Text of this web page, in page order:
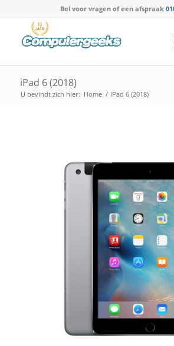
Bel voor vragen of een afspraak
iPad 6 (2018)
U bevindt zich hier: Home / iPad 6 (2018)